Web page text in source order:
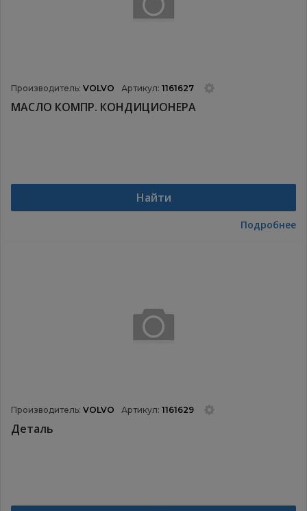
Производитель: VOLVO Артикул: 1161627
МАСЛО КОМПР. КОНДИЦИОНЕРА
Найти
Подробнее
Производитель: VOLVO Артикул: 1161629
Деталь